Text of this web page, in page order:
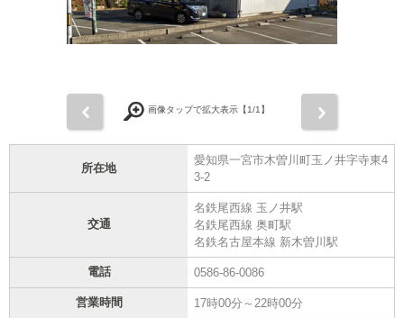
画像タップで拡大表示【1/1】
所在地
愛知県一宮市木曽川町玉ノ井字寺東4
3-2
交通
名鉄尾西線 玉ノ井駅
名鉄尾西線 奥町駅
名鉄名古屋本線 新木曽川駅
電話 0586-86-0086
営業時間 17時00分～22時00分